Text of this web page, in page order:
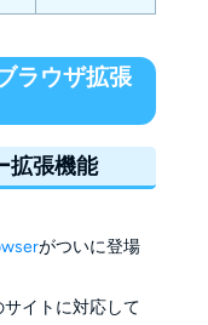
ラウザ拡張
拡張機能
がついに登場
イトに対応して